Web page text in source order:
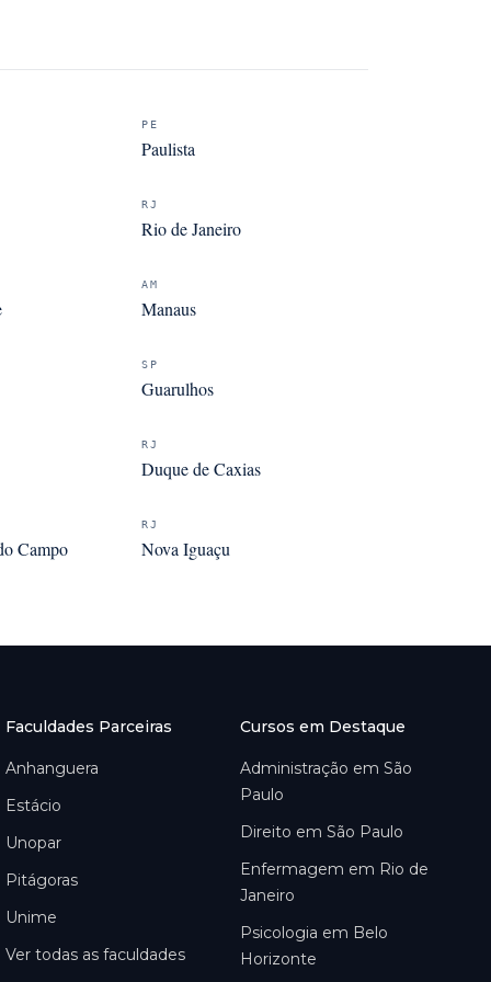
PE
Paulista
RJ
Rio de Janeiro
AM
Manaus
SP
Guarulhos
RJ
Duque de Caxias
Campo
RJ
Nova Iguaçu
Faculdades Parceiras
Anhanguera
Estácio
Unopar
Pitágoras
Unime
Ver todas as faculdades
Cursos em Destaque
Administração em São
Paulo
Direito em São Paulo
Enfermagem em Rio de
Janeiro
Psicologia em Belo
Horizonte